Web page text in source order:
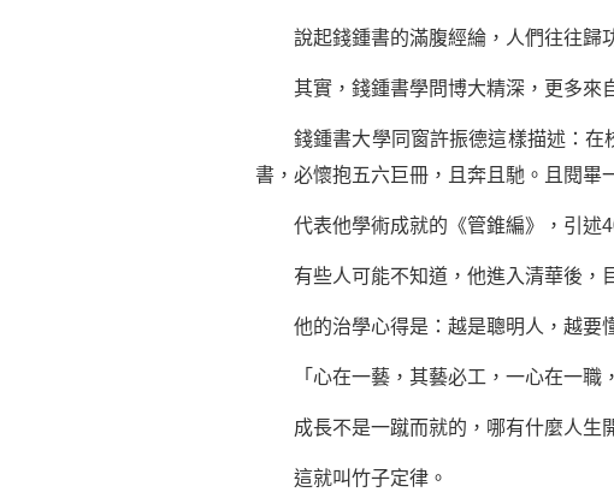
說起錢鍾書的滿腹經綸，人們往往歸
其實，錢鍾書學問博大精深，更多來
錢鍾書大學同窗許振德這樣描述：在
書，必懷抱五六巨冊，且奔且馳。且閱畢
代表他學術成就的《管錐編》，引述
有些人可能不知道，他進入清華後，
他的治學心得是：越是聰明人，越要
「心在一藝，其藝必工，一心在一職
成長不是一蹴而就的，哪有什麼人生
這就叫竹子定律。